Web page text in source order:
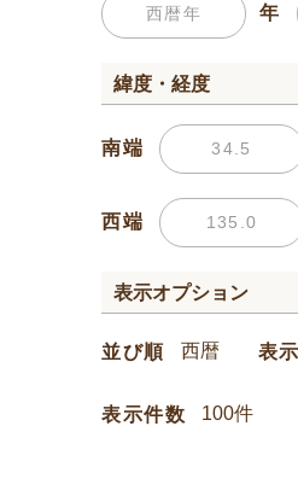
年
緯度・経度
南端
西端
表示オプション
並び順 表
表示件数